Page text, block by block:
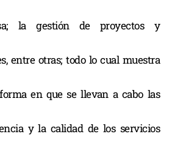
la gestión de proyectos y
entre otras; todo lo cual muestra
en que se llevan a cabo las
y la calidad de los servicios